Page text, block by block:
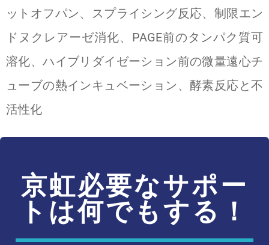
ットオフパン、スプライシング反応、制限エン
ドヌクレアーゼ消化、PAGE前のタンパク質可
溶化、ハイブリダイゼーション前の微量遠心チ
ューブの熱インキュベーション、酵素反応と不
活性化
京虹必要なサポー
トは何でもする！